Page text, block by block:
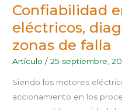
Confiabilidad
eléctricos,
zonas de falla
Artículo /25 septiembre,
Siendo los motores
accionamiento en los